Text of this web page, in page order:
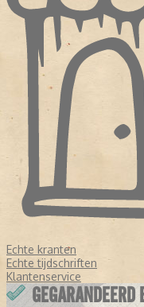
Echte kranten
Echte tijdschriften
Klantenservice
GEGARANDEERD